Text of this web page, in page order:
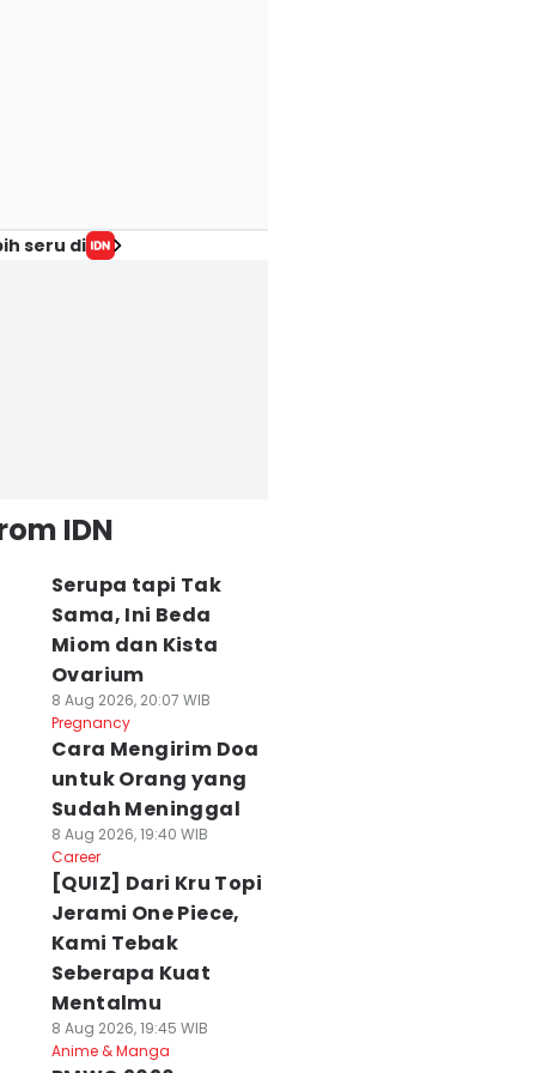
seru di
IDN
Serupa tapi Tak
Sama, Ini Beda
Miom dan Kista
Ovarium
8 Aug 2026, 20:07 WIB
Pregnancy
Cara Mengirim Doa
untuk Orang yang
Sudah Meninggal
8 Aug 2026, 19:40 WIB
Career
[QUIZ] Dari Kru Topi
Jerami One Piece,
Kami Tebak
Seberapa Kuat
Mentalmu
8 Aug 2026, 19:45 WIB
Anime & Manga